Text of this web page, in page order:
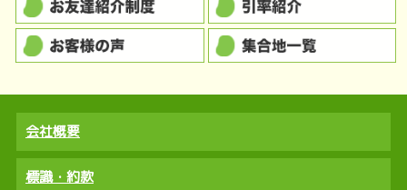
会社概要
標識・約款